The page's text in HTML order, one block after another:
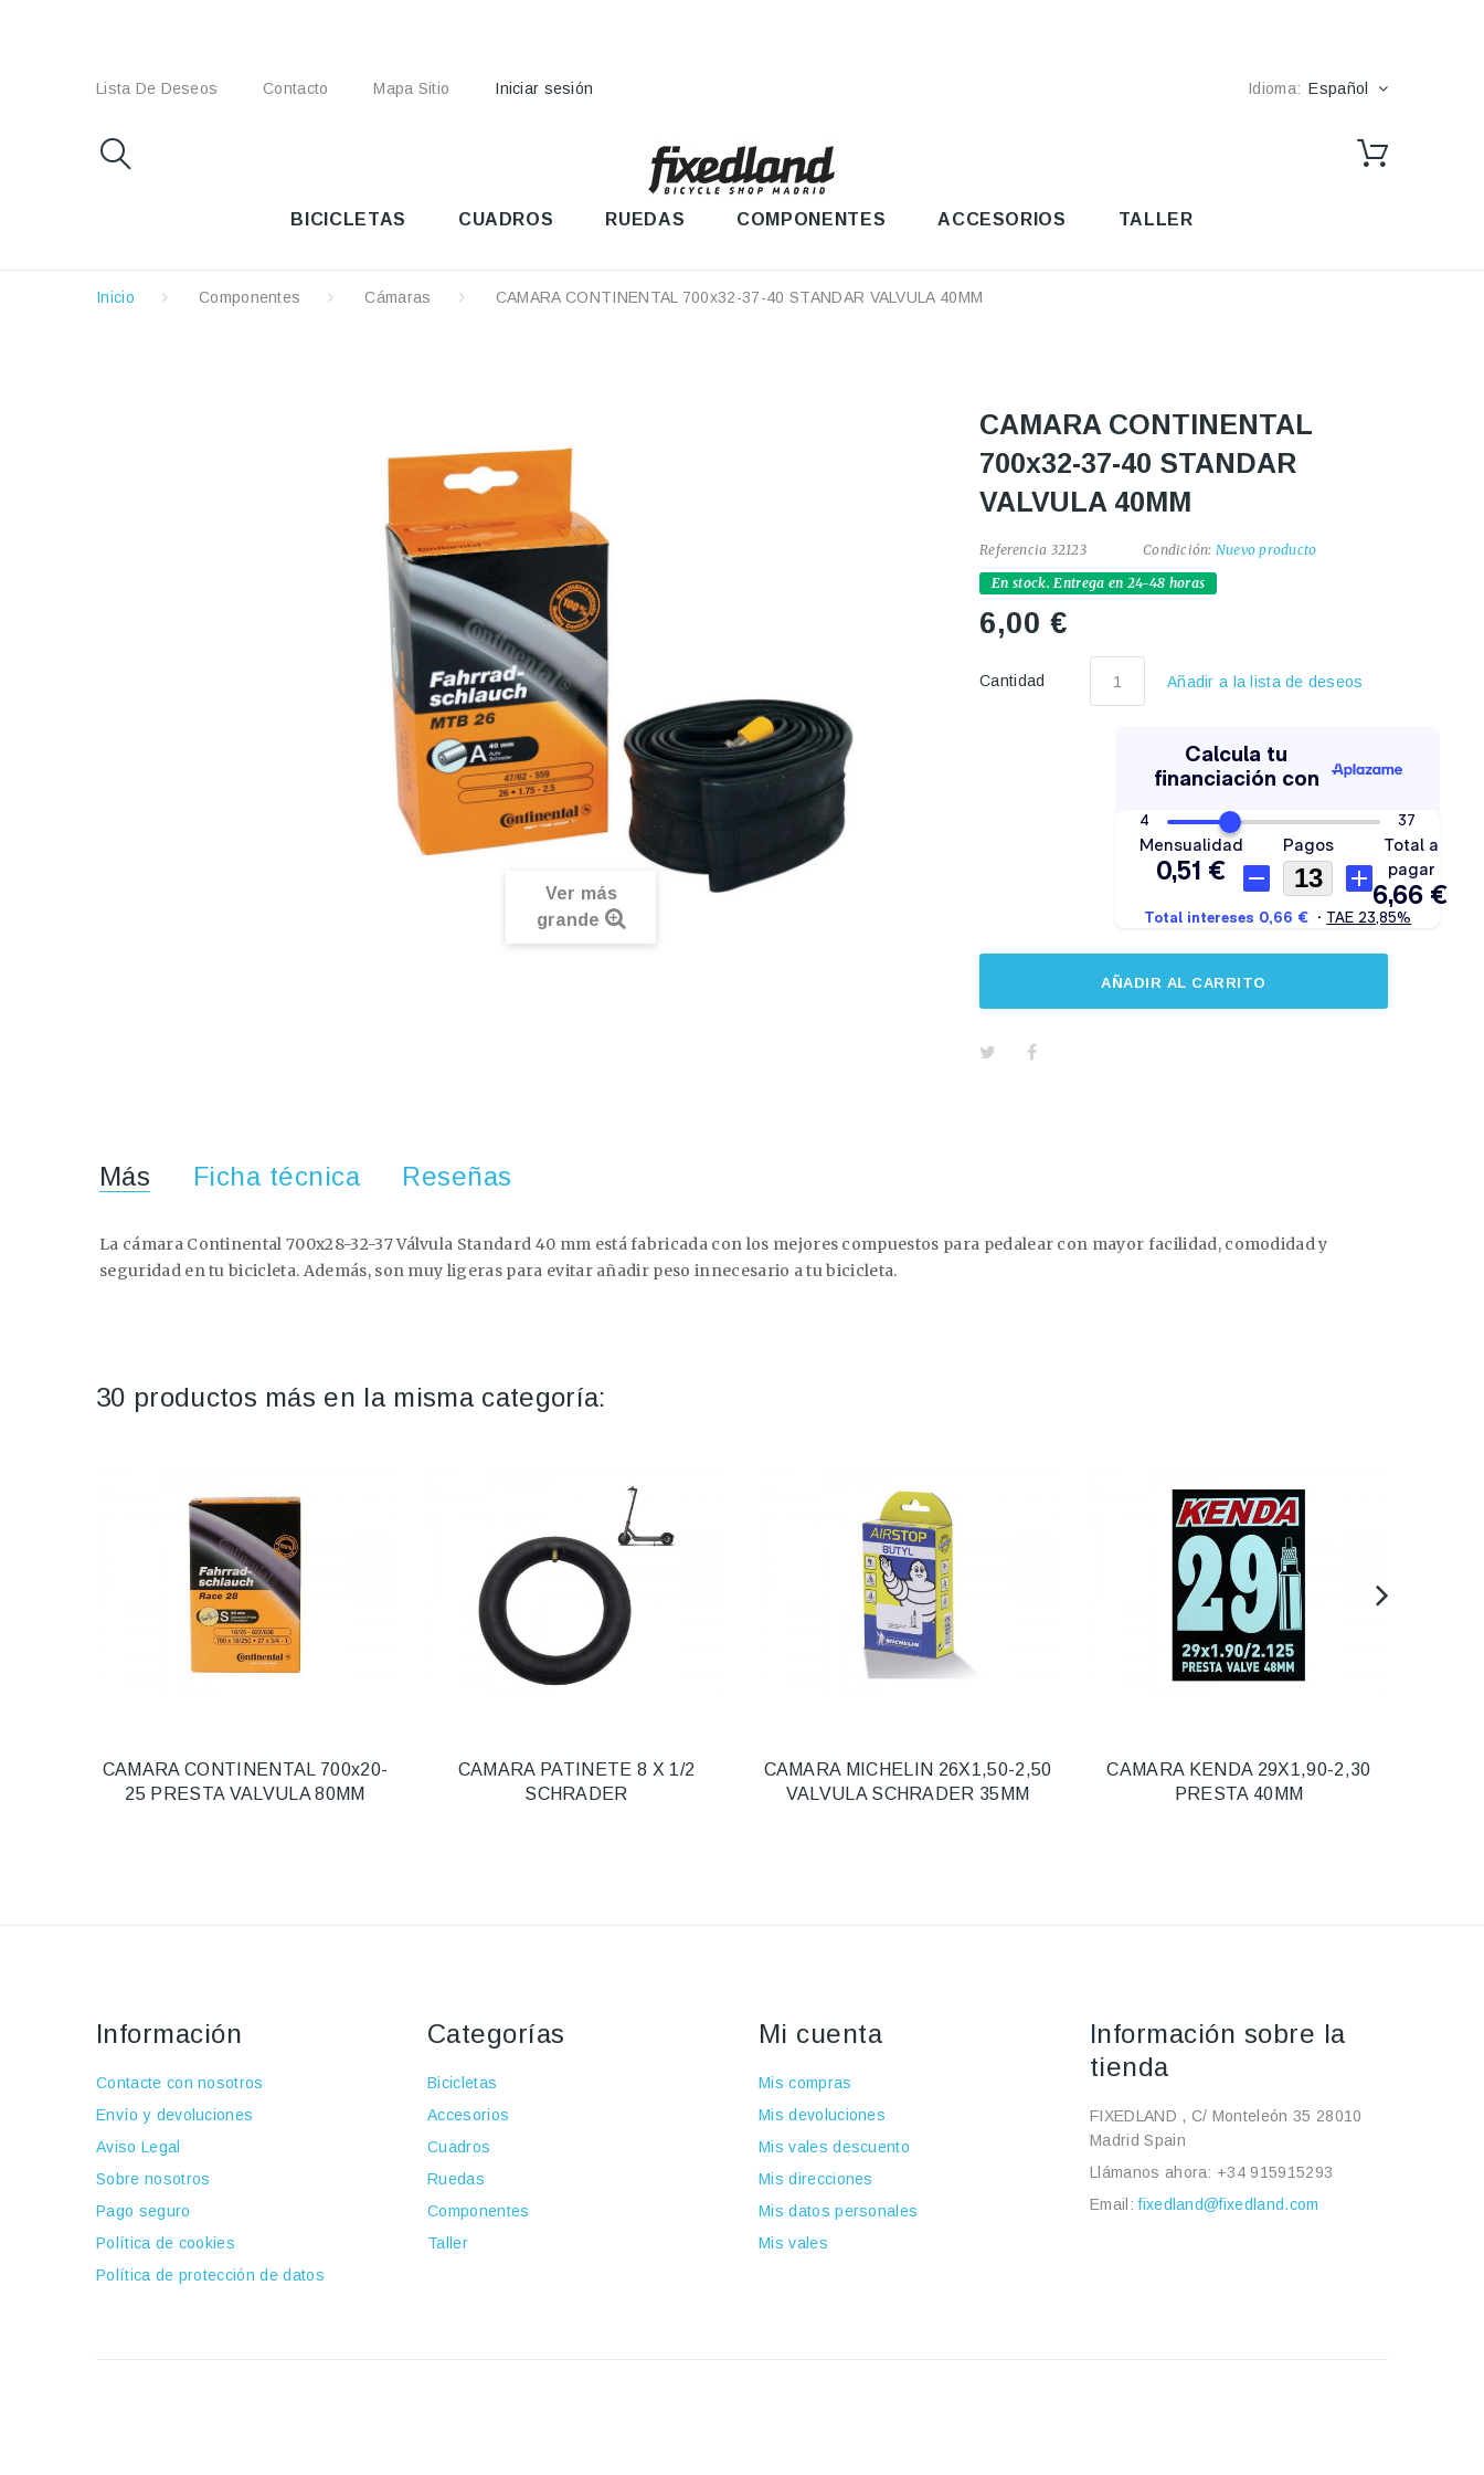
Lista De Deseos Contacto Mapa Sitio Iniciar sesión Idioma: Español
BICICLETAS CUADROS RUEDAS COMPONENTES ACCESORIOS TALLER
Inicio Componentes Cámaras CAMARA CONTINENTAL 700x32-37-40 STANDAR VALVULA 40MM
Ver más
grande
CAMARA CONTINENTAL
700x32-37-40 STANDAR
VALVULA 40MM
Referencia 32123 Condición: Nuevo producto
En stock. Entrega en 24-48 horas
6,00 €
Cantidad Añadir a la lista de deseos
AÑADIR AL CARRITO
Más Ficha técnica Reseñas
La cámara Continental 700x28-32-37 Válvula Standard 40 mm está fabricada con los mejores compuestos para pedalear con mayor facilidad, comodidad y
seguridad en tu bicicleta. Además, son muy ligeras para evitar añadir peso innecesario a tu bicicleta.
30 productos más en la misma categoría:
CAMARA CONTINENTAL 700x20-
25 PRESTA VALVULA 80MM
CAMARA PATINETE 8 X 1/2
SCHRADER
CAMARA MICHELIN 26X1,50-2,50
VALVULA SCHRADER 35MM
CAMARA KENDA 29X1,90-2,30
PRESTA 40MM
Información
Contacte con nosotros
Envío y devoluciones
Aviso Legal
Sobre nosotros
Pago seguro
Política de cookies
Política de protección de datos
Categorías
Bicicletas
Accesorios
Cuadros
Ruedas
Componentes
Taller
Mi cuenta
Mis compras
Mis devoluciones
Mis vales descuento
Mis direcciones
Mis datos personales
Mis vales
Información sobre la
tienda
FIXEDLAND , C/ Monteleón 35 28010
Madrid Spain
Llámanos ahora: +34 915915293
Email:fixedland@fixedland.com